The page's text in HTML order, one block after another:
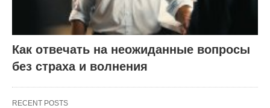
Как отвечать на неожиданные вопросы
без страха и волнения
RECENT POSTS